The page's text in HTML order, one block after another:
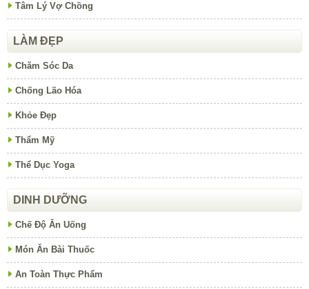
Tâm Lý Vợ Chồng
LÀM ĐẸP
Chăm Sóc Da
Chống Lão Hóa
Khỏe Đẹp
Thẩm Mỹ
Thể Dục Yoga
DINH DƯỠNG
Chế Độ Ăn Uống
Món Ăn Bài Thuốc
An Toàn Thực Phẩm